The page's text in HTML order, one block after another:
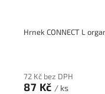
Hrnek CONNECT L
72 Kč bez DPH
87 Kč / ks